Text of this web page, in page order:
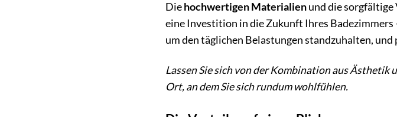
Diehochwertigen Materialienund die sorgfältige
eine Investition in die Zukunft Ihres Badezimmers
um den täglichen Belastungen standzuhalten, und
Lassen Sie sich von der Kombination aus
Ort, an dem Sie sich rundum wohlfühlen.